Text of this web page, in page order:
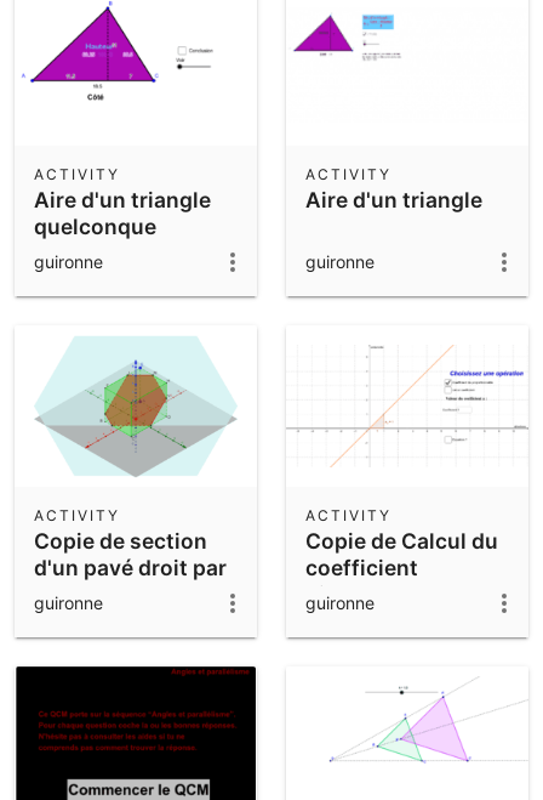
Aire d'un triangle
quelconque
ACTIVITY
guironne
Aire d'un triangle
ACTIVITY
guironne
Copie de section
d'un pavé droit par
un plan
ACTIVITY
guironne
Copie de Calcul du
coefficient
directeur v.2
ACTIVITY
guironne